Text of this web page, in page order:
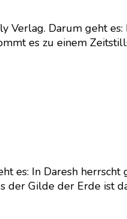
Verlag. Darum geht
es zu einem
es: In Daresh
der Gilde der Erde ist